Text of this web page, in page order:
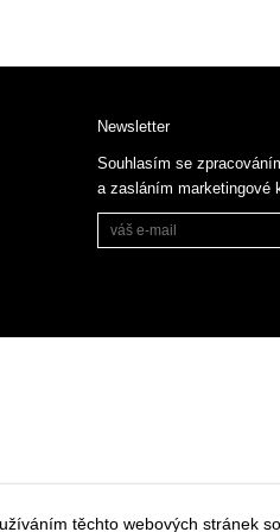
Newsletter
Souhlasím se
a zasláním marketingové
těchto webových stránek